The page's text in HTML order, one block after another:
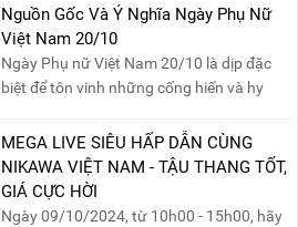
hại nghiêm trọng nếu không được xử lý kịp
thời. Vì vậy, việc hiểu rõ các phương pháp
dập tắt...
Nguồn Gốc Và Ý Nghĩa Ngày Phụ Nữ
Việt Nam 20/10
Ngày Phụ nữ Việt Nam 20/10 là dịp đặc
biệt để tôn vinh những cống hiến và hy
Khởi nguồn từ sự ra đời của Hội Phụ nữ
phản đế Việt Nam vào năm 1930, ngày
này không chỉ ghi nhận vai trò quan trọng
của phụ nữ ...
MEGA LIVE SIÊU HẤP DẪN CÙNG
NIKAWA VIỆT NAM - TẬU THANG TỐT,
GIÁ CỰC HỜI
Ngày 09/10/2024, từ 10h00 - 15h00, hãy